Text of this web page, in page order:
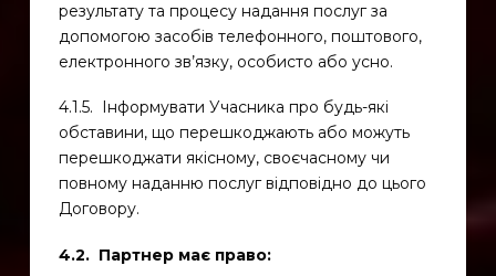
результату та процесу надання послуг за
допомогою засобів телефонного, поштового,
електронного зв’язку, особисто або усно.
4.1.5. Інформувати Учасника про будь-які
обставини, що перешкоджають або можуть
перешкоджати якісному, своєчасному чи
повному наданню послуг відповідно до цього
Договору.
4.2. Партнер має право: